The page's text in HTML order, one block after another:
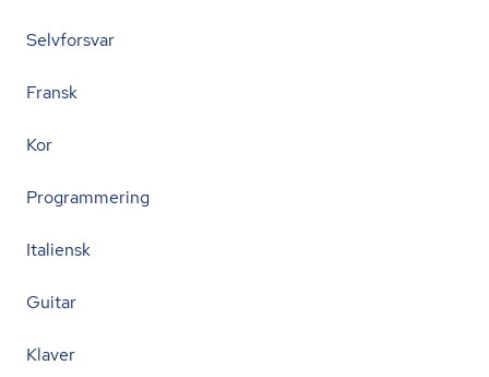
Selvforsvar
Fransk
Kor
Programmering
Italiensk
Guitar
Klaver